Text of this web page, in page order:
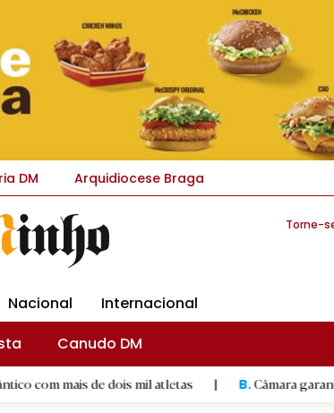
DM Arquidiocese Braga
Torne-
Nacional
Internacional
Canudo DM
dois mil atletas | B.Câmara garante prontidão